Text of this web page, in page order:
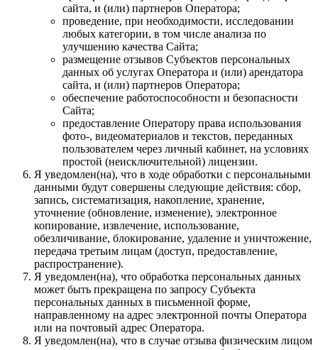
сайта, и (или) партнеров Оператора;
проведение, при необходимости, исследовании
любых категории, в том числе анализа по
улучшению качества Сайта;
размещение отзывов Субъектов персональных
данных об услугах Оператора и (или) арендатора
сайта, и (или) партнеров Оператора;
обеспечение работоспособности и безопасности
Сайта;
предоставление Оператору права использования
фото-, видеоматериалов и текстов, переданных
пользователем через личный кабинет, на условиях
простой (неисключительной) лицензии.
Я уведомлен(на), что в ходе обработки с персональными
данными будут совершены следующие действия: сбор,
запись, систематизация, накопление, хранение,
уточнение (обновление, изменение), электронное
копирование, извлечение, использование,
обезличивание, блокирование, удаление и уничтожение,
передача третьим лицам (доступ, предоставление,
распространение).
Я уведомлен(на), что обработка персональных данных
может быть прекращена по запросу Субъекта
персональных данных в письменной форме,
направленному на адрес электронной почты Оператора
или на почтовый адрес Оператора.
Я уведомлен(на), что в случае отзыва физическим лицом